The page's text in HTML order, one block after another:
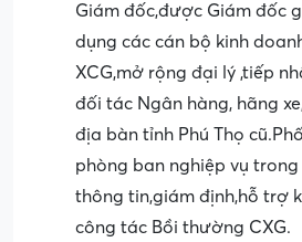
Giám đốc,được Giám đốc
dụng các cán bộ kinh
XCG,mở rộng đại lý ,tiếp
đối tác Ngân hàng, hãng
địa bàn tỉnh Phú Thọ
phòng ban nghiệp vụ
thông tin,giám định,hỗ trợ
công tác Bồi thường CXG.